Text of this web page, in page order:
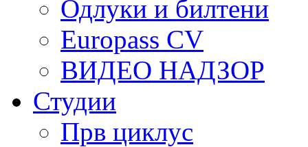
Одлуки и билтени
Europass CV
ВИДЕО НАДЗОР
Студии
Прв циклус